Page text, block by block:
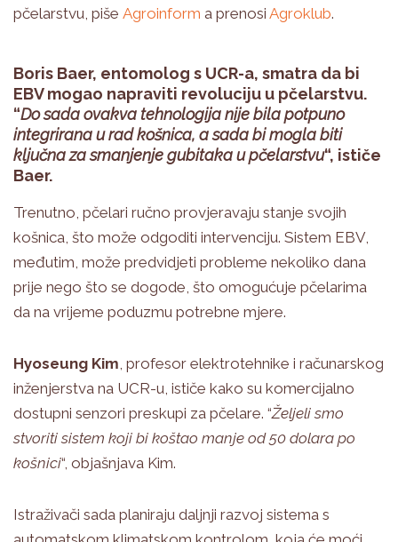
pčelarstvu, piše Agroinform a prenosi Agroklub.
Boris Baer, entomolog s UCR-a, smatra da bi
EBV mogao napraviti revoluciju u pčelarstvu.
“Do sada ovakva tehnologija nije bila potpuno
integrirana u rad košnica, a sada bi mogla biti
ključna za smanjenje gubitaka u pčelarstvu“, ističe
Baer.
Trenutno, pčelari ručno provjeravaju stanje svojih
košnica, što može odgoditi intervenciju. Sistem EBV,
međutim, može predvidjeti probleme nekoliko dana
prije nego što se dogode, što omogućuje pčelarima
da na vrijeme poduzmu potrebne mjere.
Hyoseung Kim , profesor elektrotehnike i računarskog
inženjerstva na UCR-u, ističe kako su komercijalno
dostupni senzori preskupi za pčelare. “Željeli smo
stvoriti sistem koji bi koštao manje od 50 dolara po
košnici“, objašnjava Kim.
Istraživači sada planiraju daljnji razvoj sistema s